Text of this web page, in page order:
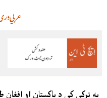
عربي
په ترکي کې د پاکستان او افغان